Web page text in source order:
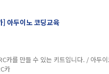
] 아두이노 코딩교육
카를 만들 수 있는 키트입니다. / 아두
카